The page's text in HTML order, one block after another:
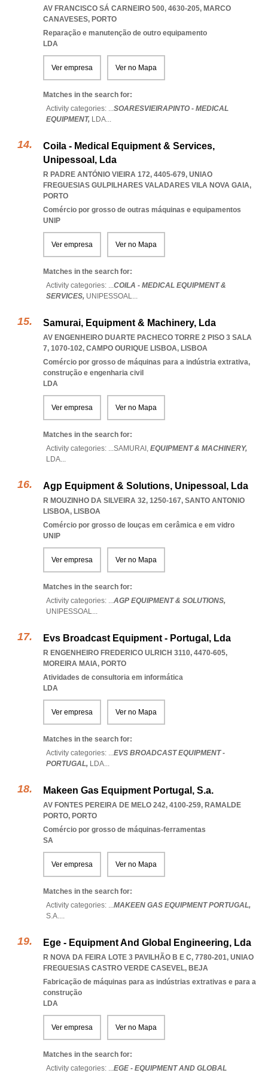
AV FRANCISCO SÁ CARNEIRO 500, 4630-205, MARCO
CANAVESES, PORTO
Reparação e manutenção de outro equipamento
LDA
Ver empresa Ver no Mapa
Matches in the search for:
Activity categories: ...SOARESVIEIRAPINTO - MEDICAL
EQUIPMENT, LDA...
Coila - Medical Equipment & Services,
Unipessoal, Lda
R PADRE ANTÓNIO VIEIRA 172, 4405-679, UNIAO
FREGUESIAS GULPILHARES VALADARES VILA NOVA GAIA,
PORTO
Comércio por grosso de outras máquinas e equipamentos
UNIP
Ver empresa Ver no Mapa
Matches in the search for:
Activity categories: ...COILA - MEDICAL EQUIPMENT &
SERVICES, UNIPESSOAL...
Samurai, Equipment & Machinery, Lda
AV ENGENHEIRO DUARTE PACHECO TORRE 2 PISO 3 SALA
7, 1070-102, CAMPO OURIQUE LISBOA, LISBOA
Comércio por grosso de máquinas para a indústria extrativa,
construção e engenharia civil
LDA
Ver empresa Ver no Mapa
Matches in the search for:
Activity categories: ...SAMURAI, EQUIPMENT & MACHINERY,
LDA...
Agp Equipment & Solutions, Unipessoal, Lda
R MOUZINHO DA SILVEIRA 32, 1250-167, SANTO ANTONIO
LISBOA, LISBOA
Comércio por grosso de louças em cerâmica e em vidro
UNIP
Ver empresa Ver no Mapa
Matches in the search for:
Activity categories: ...AGP EQUIPMENT & SOLUTIONS,
UNIPESSOAL...
Evs Broadcast Equipment - Portugal, Lda
R ENGENHEIRO FREDERICO ULRICH 3110, 4470-605,
MOREIRA MAIA, PORTO
Atividades de consultoria em informática
LDA
Ver empresa Ver no Mapa
Matches in the search for:
Activity categories: ...EVS BROADCAST EQUIPMENT -
PORTUGAL, LDA...
Makeen Gas Equipment Portugal, S.a.
AV FONTES PEREIRA DE MELO 242, 4100-259, RAMALDE
PORTO, PORTO
Comércio por grosso de máquinas-ferramentas
SA
Ver empresa Ver no Mapa
Matches in the search for:
Activity categories: ...MAKEEN GAS EQUIPMENT PORTUGAL,
S.A....
Ege - Equipment And Global Engineering, Lda
R NOVA DA FEIRA LOTE 3 PAVILHÃO B E C, 7780-201, UNIAO
FREGUESIAS CASTRO VERDE CASEVEL, BEJA
Fabricação de máquinas para as indústrias extrativas e para a
construção
LDA
Ver empresa Ver no Mapa
Matches in the search for:
Activity categories: ...EGE - EQUIPMENT AND GLOBAL